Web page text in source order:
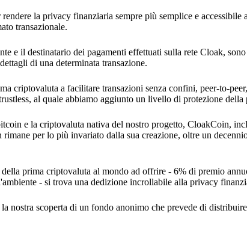
la privacy finanziaria sempre più semplice e
transazionale.
e il destinatario dei pagamenti effettuati sulla rete Cloak,
di una determinata transazione.
criptovaluta a facilitare transazioni senza confini, peer-to-
al quale abbiamo aggiunto un livello di protezione
e la criptovaluta nativa del nostro progetto, CloakCoin,
per lo più invariato dalla sua creazione, oltre un
prima criptovaluta al mondo ad offrire - 6% di premio
- si trova una dedizione incrollabile alla privacy
nostra scoperta di un fondo anonimo che prevede di